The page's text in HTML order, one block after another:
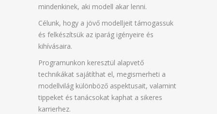
mindenkinek, aki modell akar lenni.
Célunk, hogy a jövő modelljeit támogassuk
és felkészítsük az iparág igényeire és
kihívásaira.
Programunkon keresztül alapvető
technikákat sajátíthat el, megismerheti a
modellvilág különböző aspektusait, valamint
tippeket és tanácsokat kaphat a sikeres
karrierhez.